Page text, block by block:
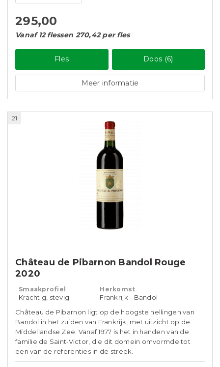
295,00
Vanaf 12 flessen 270,42 per fles
Fles Doos (6)
Meer informatie
21
Château de Pibarnon Bandol Rouge
2020
Smaakprofiel
Krachtig, stevig
Herkomst
Frankrijk - Bandol
Château de Pibarnon ligt op de hoogste hellingen van
Bandol in het zuiden van Frankrijk, met uitzicht op de
Middellandse Zee. Vanaf 1977 is het in handen van de
familie de Saint‑Victor, die dit domein omvormde tot
een van de referenties in de streek.